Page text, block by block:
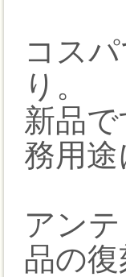
コス
り。
新品
務用
アン
品の